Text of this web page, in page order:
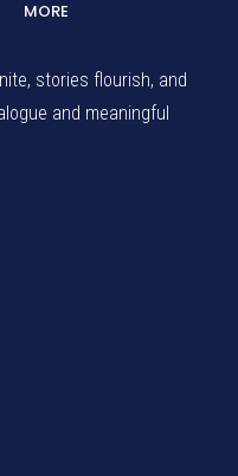
MORE
stories flourish, and
and meaningful